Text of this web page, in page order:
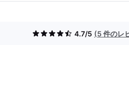
4.7/5 (5 件のレ